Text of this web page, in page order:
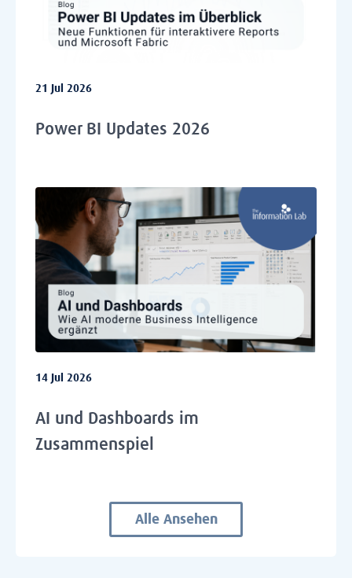
21 Jul 2026
Power BI Updates 2026
14 Jul 2026
AI und Dashboards im
Zusammenspiel
Alle Ansehen